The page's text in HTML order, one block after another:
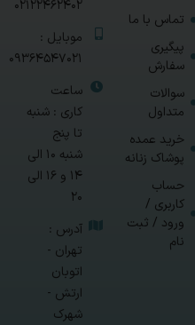
تماس با ما
پیگیری
سفارش
سوالات
متداول
خرید عمده
پوشاک زنانه
حساب
کاربری /
ورود / ثبت
نام
02122462402
موبایل :
09364547021
ساعت
کاری : شنبه
تا پنج
شنبه 10 الی
14 و 16 الی
20
آدرس :
تهران -
اتوبان
ارتش -
شهرک